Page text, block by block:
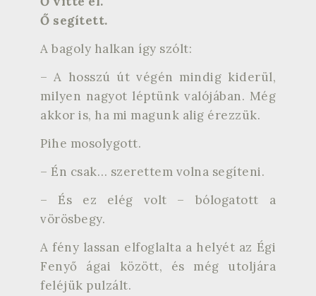
Ő segített.
A bagoly halkan így szólt:
– A hosszú út végén mindig kiderül,
milyen nagyot léptünk valójában. Még
akkor is, ha mi magunk alig érezzük.
Pihe mosolygott.
– Én csak… szerettem volna segíteni.
– És ez elég volt – bólogatott a
vörösbegy.
A fény lassan elfoglalta a helyét az Égi
Fenyő ágai között, és még utoljára
feléjük pulzált.